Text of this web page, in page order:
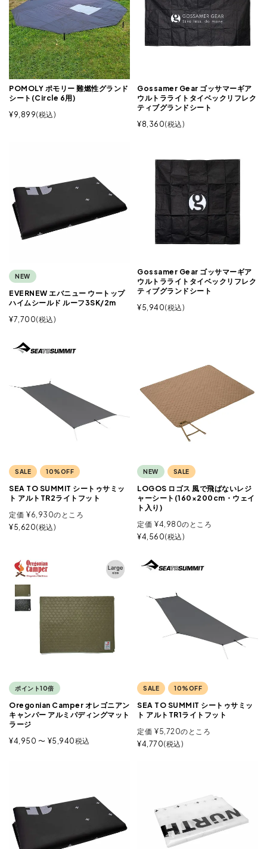
POMOLY ポモリー 難燃性グランド
シート(Circle 6用)
¥9,899 税込
Gossamer Gear ゴッサマーギア
ウルトラライトタイベックリフレク
ティブグランドシート
¥8,360 税込
NEW
EVERNEW エバニュー ウートップ
ハイムシールド ルーフ3SK/2m
¥7,700 税込
Gossamer Gear ゴッサマーギア
ウルトラライトタイベックリフレク
ティブグランドシート
¥5,940 税込
SALE 10%OFF
SEA TO SUMMIT シートゥサミッ
ト アルトTR2ライトフット
定価 ¥6,930のところ
¥5,620 税込
NEW SALE
LOGOS ロゴス 風で飛ばないレジ
ャーシート(160×200cm・ウェイ
ト入り)
定価 ¥4,980のところ
¥4,560 税込
ポイント10倍
Oregonian Camper オレゴニアン
キャンパー アルミパディングマット
ラージ
¥4,950 〜 ¥5,940税込
SALE 10%OFF
SEA TO SUMMIT シートゥサミッ
ト アルトTR1ライトフット
定価 ¥5,720のところ
¥4,770 税込